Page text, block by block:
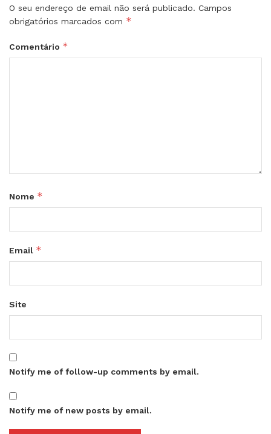
O seu endereço de email não será publicado. Campos
obrigatórios marcados com *
Comentário *
Nome *
Email *
Site
Notify me of follow-up comments by email.
Notify me of new posts by email.